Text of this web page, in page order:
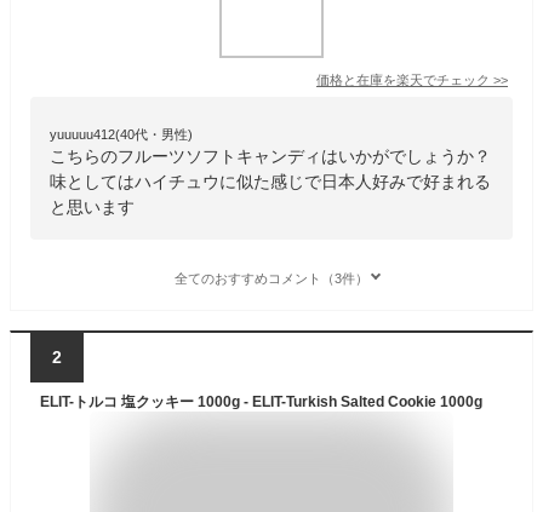
価格と在庫を楽天でチェック >>
yuuuuu412(40代・男性)
こちらのフルーツソフトキャンディはいかがでしょうか？
味としてはハイチュウに似た感じで日本人好みで好まれる
と思います
全てのおすすめコメント（3件）
2
ELIT-トルコ 塩クッキー 1000g - ELIT-Turkish Salted Cookie 1000g